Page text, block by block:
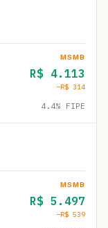
MSMB
R$ 4.113
−R$ 314
4.4% FIPE
MSMB
R$ 5.497
−R$ 539